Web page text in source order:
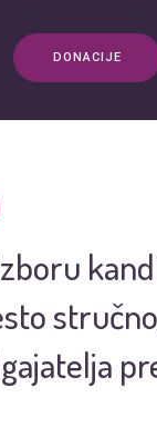
DONACIJE